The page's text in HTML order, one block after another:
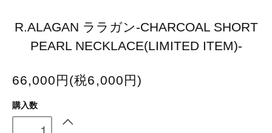
R.ALAGAN ララガン-CHARCOAL SHORT
PEARL NECKLACE(LIMITED ITEM)-
66,000円(税6,000円)
購入数